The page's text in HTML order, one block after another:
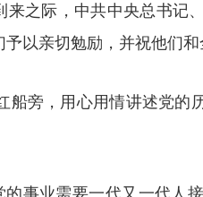
来之际，中共中央总书记
以亲切勉励，并祝他们和
旁，用心用情讲述党的
事业需要一代又一代人